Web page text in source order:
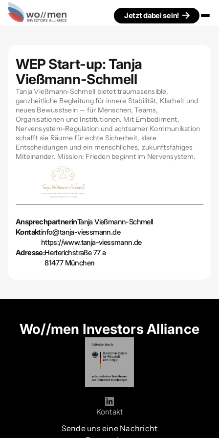
Jetzt dabei sein!
WEP Start-up: Tanja
Vießmann-Schmell
Tanja Vießmann-Schmell bietet traumasensible,
ganzheitliche Begleitung für innere Stabilität, Klarheit und
neues Bewusstsein — für Menschen, Teams,
Organisationen und Institutionen. Mit Embodiment,
Nervensystem-Regulation und achtsamer Kommunikation
schafft sie Räume für echte Sicherheit, klare
Entscheidungen und ein menschliches, zukunftsfähiges
Miteinander. Mission: Frieden beginnt im Nervensystem.
AnsprechpartnerinTanja Vießmann-Schmell
Kontaktinfo@tanja-viessmann.de
https://www.tanja-viessmann.de
Adresse:Herterichstraße 77 a
81477 München
Wo//men Investors Alliance
Kontakt
Sende uns eine Nachricht